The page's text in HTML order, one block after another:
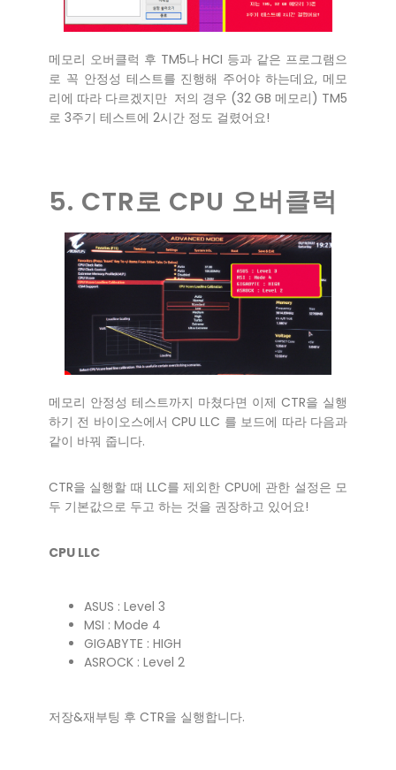
메모리 오버클럭 후 TM5나 HCI 등과 같은 프로그램으
로 꼭 안정성 테스트를 진행해 주어야 하는데요, 메모
리에 따라 다르겠지만 저의 경우 (32 GB 메모리) TM5
로 3주기 테스트에 2시간 정도 걸렸어요!
5. CTR로 CPU 오버클럭
메모리 안정성 테스트까지 마쳤다면 이제 CTR을 실행
하기 전 바이오스에서 CPU LLC 를 보드에 따라 다음과
같이 바꿔 줍니다.
CTR을 실행할 때 LLC를 제외한 CPU에 관한 설정은 모
두 기본값으로 두고 하는 것을 권장하고 있어요!
CPU LLC
ASUS : Level 3
MSI : Mode 4
GIGABYTE : HIGH
ASROCK : Level 2
저장&재부팅 후 CTR을 실행합니다.